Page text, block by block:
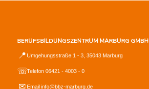
BERUFSBILDUNGSZENTRUM MARBURG GMBH
📍 Umgehungsstraße 1 - 3, 35043 Marburg
☏Telefon 06421 - 4003 - 0
✉ Email info@bbz-marburg.de